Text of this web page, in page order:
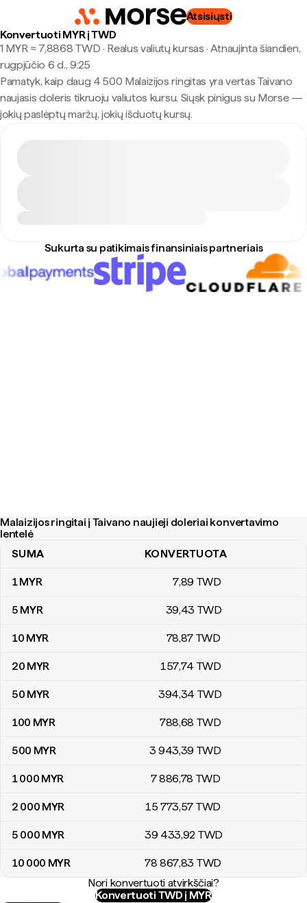
Atsisiųsti
Konvertuoti MYR į TWD
1 MYR ≈ 7,8868 TWD · Realus valiutų kursas · Atnaujinta šiandien,
rugpjūčio 6 d., 9:25
Pamatyk, kaip daug 4 500 Malaizijos ringitas yra vertas Taivano
naujasis doleris tikruoju valiutos kursu. Siųsk pinigus su Morse —
jokių paslėptų maržų, jokių išduotų kursų.
Sukurta su patikimais finansiniais partneriais
Malaizijos ringitai į Taivano naujieji doleriai konvertavimo
lentelė
Malaizijos ringitai į Taivano naujieji doleriai konvertavimo lentelė
SUMA KONVERTUOTA
1MYR 7,89 TWD
5 MYR 39,43 TWD
10 MYR 78,87 TWD
20 MYR 157,74 TWD
50 MYR 394,34 TWD
100 MYR 788,68 TWD
500 MYR 3 943,39 TWD
1 000 MYR 7 886,78 TWD
2 000 MYR 15 773,57 TWD
5 000 MYR 39 433,92 TWD
10 000 MYR 78 867,83 TWD
Nori konvertuoti atvirkščiai?
Konvertuoti TWD į MYR